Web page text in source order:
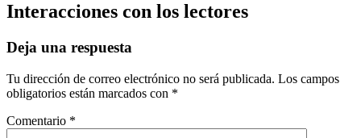
Interacciones con los lectores
Deja una respuesta
Tu dirección de correo electrónico no será publicada. Los campos
obligatorios están marcados con *
Comentario *